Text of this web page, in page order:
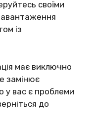
своїми
із
має виключно
замінює
у вас є проблеми
до